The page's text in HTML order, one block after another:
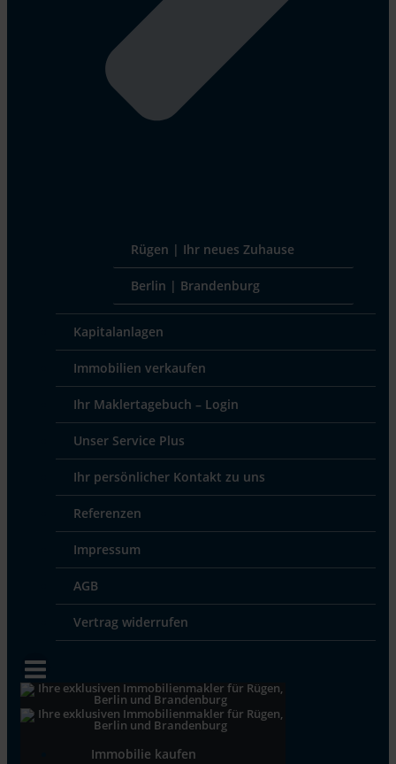
Rügen | Ihr neues Zuhause
Berlin | Brandenburg
Kapitalanlagen
Immobilien verkaufen
Ihr Maklertagebuch – Login
Unser Service Plus
Ihr persönlicher Kontakt zu uns
Referenzen
Impressum
AGB
Vertrag widerrufen
Immobilie kaufen